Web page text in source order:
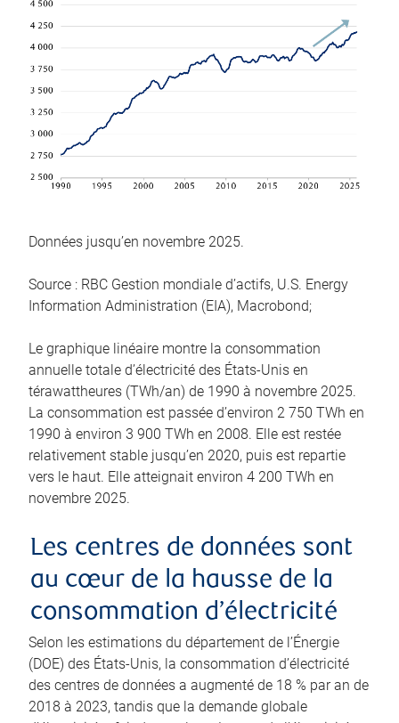
Données jusqu’en novembre 2025.
Source : RBC Gestion mondiale d’actifs, U.S. Energy
Information Administration (EIA), Macrobond;
Le graphique linéaire montre la consommation
annuelle totale d’électricité des États-Unis en
térawattheures (TWh/an) de 1990 à novembre 2025.
La consommation est passée d’environ 2 750 TWh en
1990 à environ 3 900 TWh en 2008. Elle est restée
relativement stable jusqu’en 2020, puis est repartie
vers le haut. Elle atteignait environ 4 200 TWh en
novembre 2025.
Les centres de données sont
au cœur de la hausse de la
consommation d’électricité
Selon les estimations du département de l’Énergie
(DOE) des États-Unis, la consommation d’électricité
des centres de données a augmenté de 18 % par an de
2018 à 2023, tandis que la demande globale